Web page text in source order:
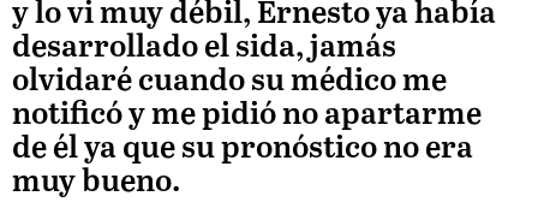
y lo vi muy débil, Ernesto ya había
desarrollado el sida, jamás
olvidaré cuando su médico me
notificó y me pidió no apartarme
de él ya que su pronóstico no era
muy bueno.